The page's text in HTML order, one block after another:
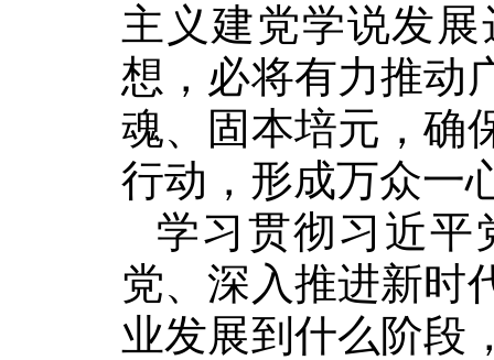
主义建党学说发
想，必将有力推动
魂、固本培元，确
行动，形成万众一
学习贯彻习近平
党、深入推进新时
业发展到什么阶段